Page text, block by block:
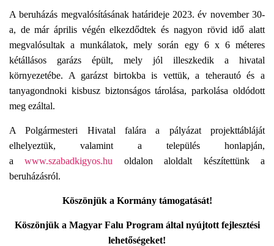
A beruházás megvalósításának határideje 2023. év november 30-
a, de már április végén elkezdődtek és nagyon rövid idő alatt
megvalósultak a munkálatok, mely során egy 6 x 6 méteres
kétállásos garázs épült, mely jól illeszkedik a hivatal
környezetébe. A garázst birtokba is vettük, a teherautó és a
tanyagondnoki kisbusz biztonságos tárolása, parkolása oldódott
meg ezáltal.
A Polgármesteri Hivatal falára a pályázat projekttábláját
elhelyeztük, valamint a település honlapján,
a
www.szabadkigyos.hu
oldalon aloldalt készítettünk a
beruházásról.
Köszönjük a Kormány támogatását!
Köszönjük a Magyar Falu Program által nyújtott fejlesztési
lehetőségeket!